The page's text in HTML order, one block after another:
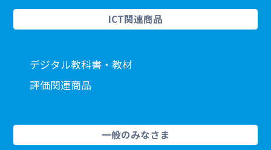
ICT関連商品
デジタル教科書・教材
評価関連商品
一般のみなさま